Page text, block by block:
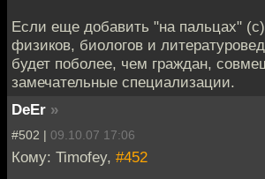
Если еще добавить "на пальцах"
физиков, биологов и
будет поболее, чем граждан,
замечательные специализации.
DeEr »
#502 | 09.10.07 17:06
Кому: Timofey, #452